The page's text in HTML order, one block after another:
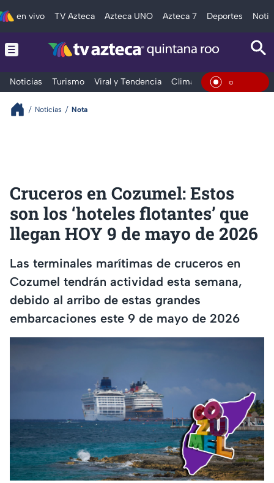
en vivo TV Azteca Azteca UNO Azteca 7 Deportes
Noticias Turismo Viral y Tendencia Clima Tráfico En Vivo
Noticias Nota
Cruceros en Cozumel: Estos
son los ‘hoteles flotantes’ que
llegan HOY 9 de mayo de 2026
Las terminales marítimas de cruceros en
Cozumel tendrán actividad esta semana,
debido al arribo de estas grandes
embarcaciones este 9 de mayo de 2026